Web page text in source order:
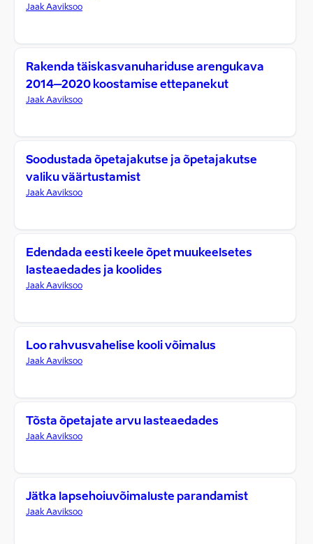
Jaak Aaviksoo
Rakenda täiskasvanuhariduse arengukava
2014–2020 koostamise ettepanekut
Jaak Aaviksoo
Soodustada õpetajakutse ja õpetajakutse
valiku väärtustamist
Jaak Aaviksoo
Edendada eesti keele õpet muukeelsetes
lasteaedades ja koolides
Jaak Aaviksoo
Loo rahvusvahelise kooli võimalus
Jaak Aaviksoo
Tõsta õpetajate arvu lasteaedades
Jaak Aaviksoo
Jätka lapsehoiuvõimaluste parandamist
Jaak Aaviksoo